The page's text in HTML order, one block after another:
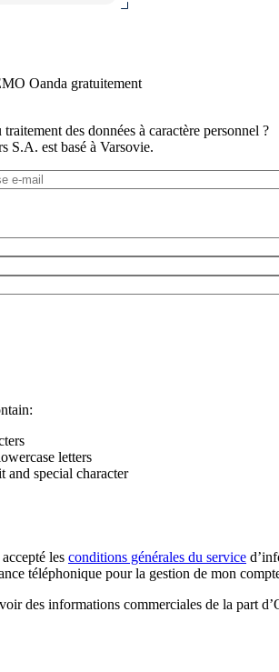
Oanda gratuitement
des données à caractère personnel ?
est basé à Varsovie.
letters
and special character
les conditions générales du service
téléphonique pour la gestion de mon
des informations commerciales de la part